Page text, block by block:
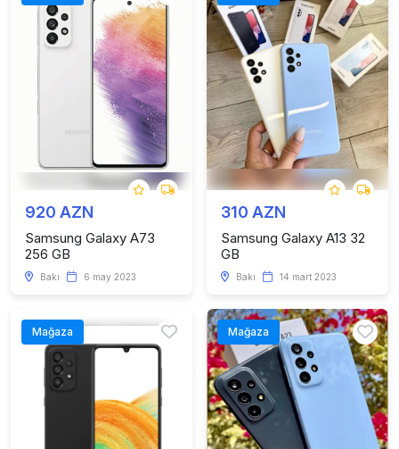
920 AZN
Samsung Galaxy A73
256 GB
Bakı 6 may 2023
310 AZN
Samsung Galaxy A13 32
GB
Bakı 14 mart 2023
Mağaza Mağaza